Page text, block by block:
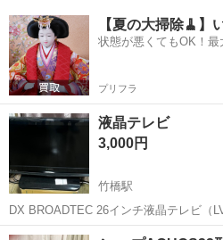
【夏の大掃除🧹】
状態が悪くてもOK！最
プリフラ
液晶テレビ
3,000円
竹橋駅
DX BROADTEC 26インチ液晶テレビ（
り、HDMI接続で映像が映ることを確認
東京 千代田区 竹橋駅 テレビ